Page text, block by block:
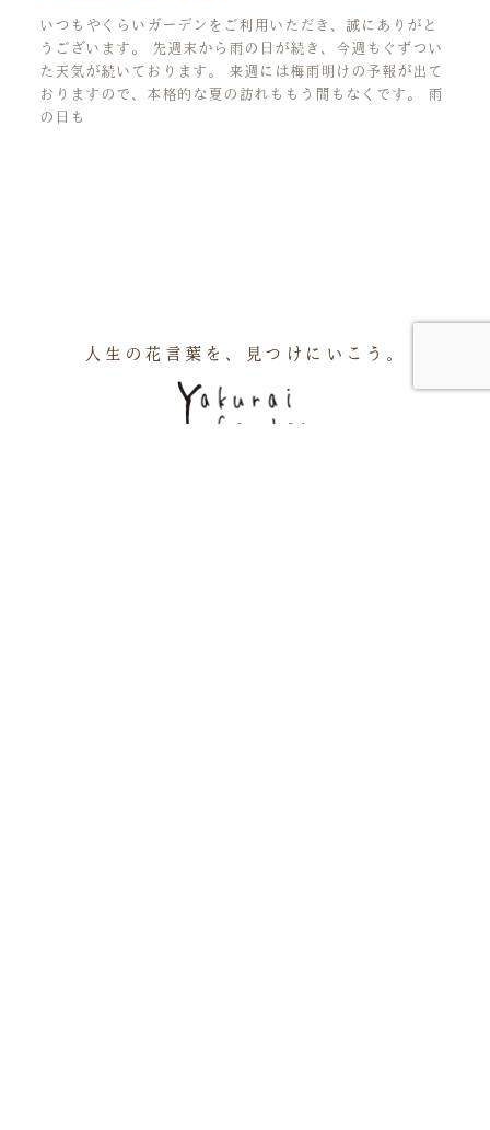
いつもやくらいガーデンをご利用いただき、誠にありがと
うございます。 先週末から雨の日が続き、今週もぐずつい
た天気が続いております。 来週には梅雨明けの予報が出て
おりますので、本格的な夏の訪れももう間もなくです。 雨
の日も
人生の花言葉を、見つけにいこう。